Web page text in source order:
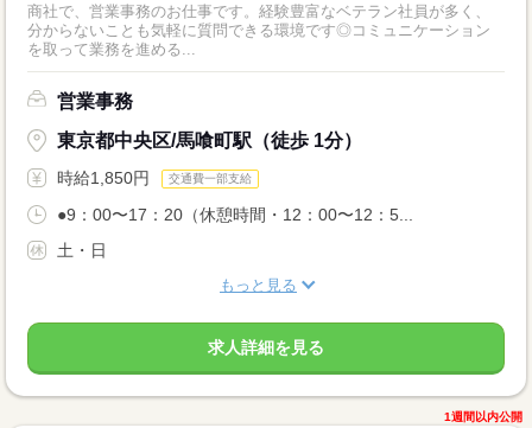
商社で、営業事務のお仕事です。経験豊富なベテラン社員が多く、
分からないことも気軽に質問できる環境です◎コミュニケーション
を取って業務を進める...
営業事務
東京都中央区/馬喰町駅（徒歩 1分）
時給1,850円 交通費一部支給
●9：00〜17：20（休憩時間・12：00〜12：5...
土・日
もっと見る
求人詳細を見る
1週間以内公開